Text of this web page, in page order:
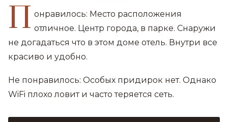
П онравилось: Место расположения
отличное. Центр города, в парке. Снаружи
не догадаться что в этом доме отель. Внутри все
красиво и удобно.
Не понравилось: Особых придирок нет. Однако
WiFi плохо ловит и часто теряется сеть.